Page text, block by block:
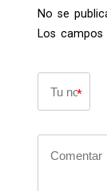
No se
Los
*